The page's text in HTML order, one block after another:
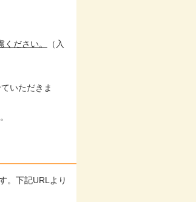
ださい。
（入
いただきま
。下記URLより